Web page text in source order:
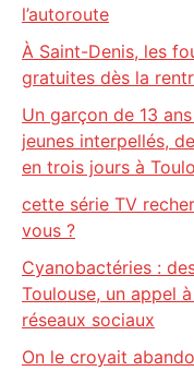
l’autoroute
À Saint-Denis, les
gratuites dès la
Un garçon de 13
jeunes interpellés,
en trois jours à
cette série TV
vous ?
Cyanobactéries :
Toulouse, un appel
réseaux sociaux
On le croyait